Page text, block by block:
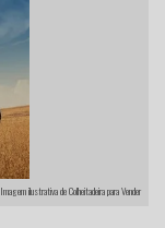
Imagem ilustrativa de Colheitadeira para Vender